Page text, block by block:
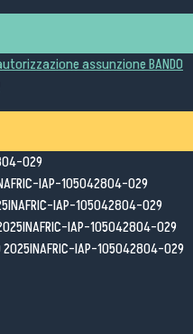
assunzione BANDO
029
IAP-105042804-029
IAP-105042804-029
IAP-105042804-029
IAP-105042804-029
e collaboratori
sito: